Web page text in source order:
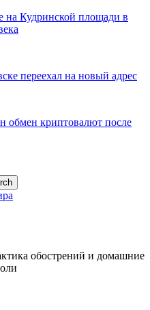
на Кудринской площади в
переехал на новый адрес
обмен криптовалют после
обострений и домашние